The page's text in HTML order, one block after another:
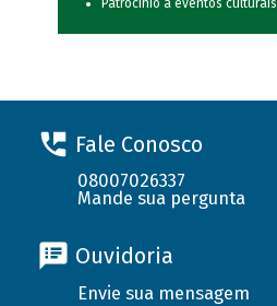
Patrocínio a eventos culturais
Fale Conosco
08007026337
Mande sua pergunta
Ouvidoria
Envie sua mensagem